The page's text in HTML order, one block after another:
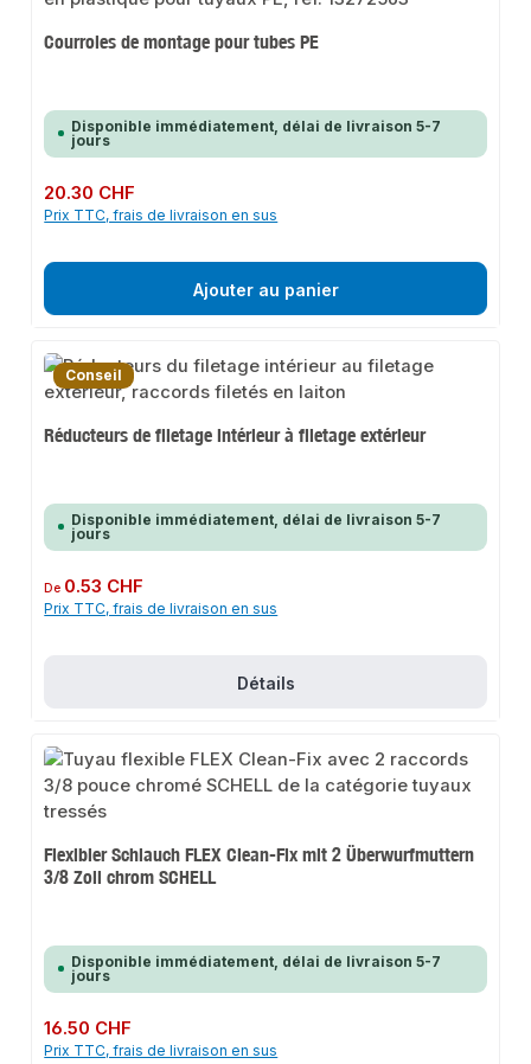
Courroies de montage pour tubes PE
Disponible immédiatement, délai de livraison 5-7
jours
Prix régulier :
20.30 CHF
Prix TTC, frais de livraison en sus
Ajouter au panier
Conseil
Réducteurs de filetage intérieur à filetage extérieur
Disponible immédiatement, délai de livraison 5-7
jours
Prix régulier :
De 0.53 CHF
Prix TTC, frais de livraison en sus
Détails
Flexibler Schlauch FLEX Clean-Fix mit 2 Überwurfmuttern
3/8 Zoll chrom SCHELL
Disponible immédiatement, délai de livraison 5-7
jours
Prix régulier :
16.50 CHF
Prix TTC, frais de livraison en sus